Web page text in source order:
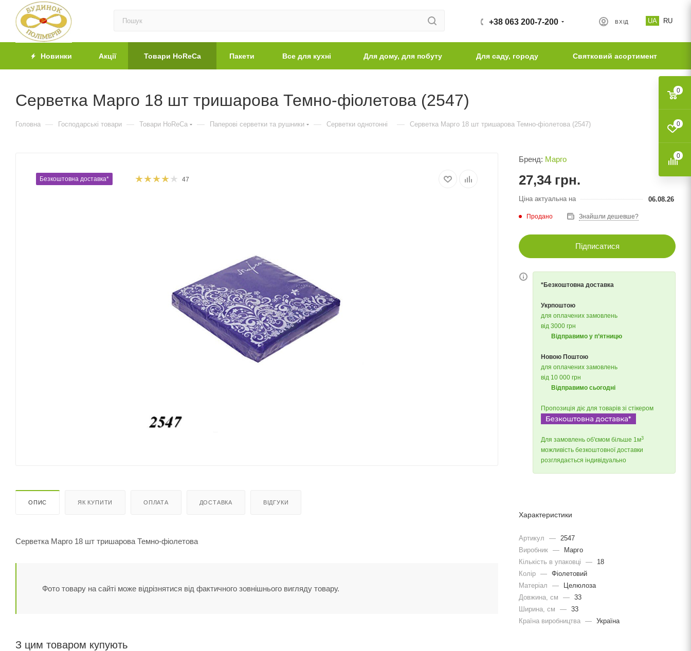
UA RU
ВХІД
+38 063 200-7-200
Новинки Акції Товари HoReCa Пакети Все для кухні Для дому, для побуту Для саду, городу Святковий асортимент
Серветка Марго 18 шт тришарова Темно-фіолетова (2547)
Головна — Господарські товари — Товари HoReCa — Паперові серветки та рушники — Серветки однотонні — Серветка Марго 18 шт тришарова Темно-фіолетова (2547)
Безкоштовна доставка* 47
ОПИС ЯК КУПИТИ ОПЛАТА ДОСТАВКА ВІДГУКИ
Серветка Марго 18 шт тришарова Темно-фіолетова
Фото товару на сайті може відрізнятися від фактичного зовнішнього вигляду товару.
З цим товаром купують
Бренд: Марго
27,34грн.
Ціна актуальна на 06.08.26
Продано Знайшли дешевше?
Підписатися
*Безкоштовна доставка
Укрпоштою
для оплачених замовлень
від 3000 грн
Відправимо у п’ятницю
Новою Поштою
для оплачених замовлень
від 10 000 грн
Відправимо сьогодні
Пропозиція діє для товарів зі стікером
Для замовлень об'ємом більше 1м3
можливість безкоштовної доставки
розглядається індивідуально
Характеристики
Артикул —
2547
Виробник —
Марго
Кількість в упаковці
—
18
Колір — Фіолетовий
Матеріал
—
Целюлоза
Довжина, cм
— 33
Ширина, cм
— 33
Країна виробництва — Україна
0
0
0